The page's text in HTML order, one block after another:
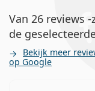
Van 26 reviews
de
Bekijk meer
op Google